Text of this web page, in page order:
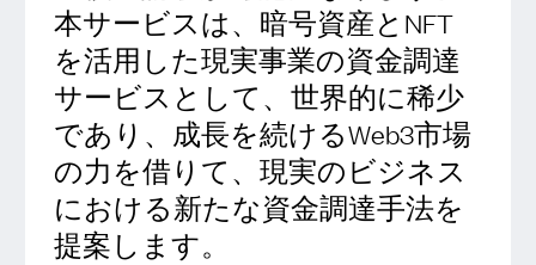
本サービスは、暗号資産とNFT
を活用した現実事業の資金調達
サービスとして、世界的に稀少
であり、成長を続けるWeb3市場
の力を借りて、現実のビジネス
における新たな資金調達手法を
提案します。